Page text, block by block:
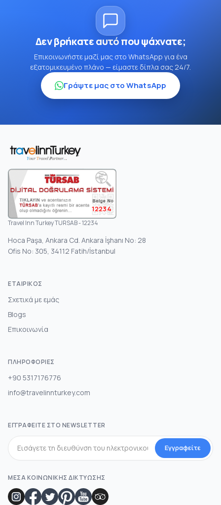
Δεν βρήκατε αυτό που ψάχνατε;
Επικοινωνήστε μαζί μας στο WhatsApp για ένα
εξατομικευμένο πλάνο — είμαστε δίπλα σας 24/7.
Γράψτε μας στο WhatsApp
12234
Travel Inn Turkey TURSAB - 12234
Hoca Paşa, Ankara Cd. Ankara İşhanı No: 28
Ofis No: 305, 34112 Fatih/İstanbul
ΕΤΑΙΡΙΚΌΣ
Σχετικά με εμάς
Blogs
Επικοινωνία
ΠΛΗΡΟΦΟΡΊΕΣ
+90 5317176776
info@travelinnturkey.com
ΕΓΓΡΑΦΕΊΤΕ ΣΤΟ NEWSLETTER
Εγγραφείτε
ΜΕΣΑ ΚΟΙΝΩΝΙΚΗΣ ΔΙΚΤΥΩΣΗΣ